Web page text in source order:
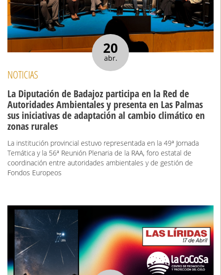
20
abr.
NOTICIAS
La Diputación de Badajoz participa en la Red de
Autoridades Ambientales y presenta en Las Palmas
sus iniciativas de adaptación al cambio climático en
zonas rurales
La institución provincial estuvo representada en la 49ª Jornada
Temática y la 56ª Reunión Plenaria de la RAA, foro estatal de
coordinación entre autoridades ambientales y de gestión de
Fondos Europeos